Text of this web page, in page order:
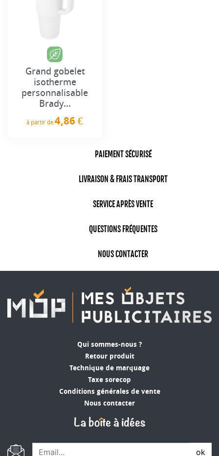
Grand gobelet
isotherme
personnalisable
Brady...
à partir de 4,86 €
PAIEMENT SÉCURISÉ
LIVRAISON & FRAIS TRANSPORT
SERVICE APRÈS VENTE
QUESTIONS FRÉQUENTES
NOUS CONTACTER
Qui sommes-nous ?
Retour produit
Technique de marquage
Taxe sorecop
Conditions générales de vente
Nous contacter
ok